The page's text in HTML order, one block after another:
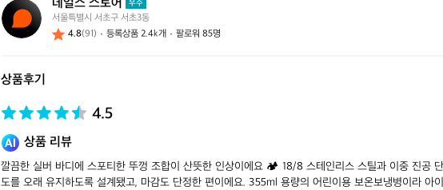
데
얼
스
어
데얼스 스토어 우수
서울특별시 서초구 서초3동
4.8(91) 등록상품 2.4k개 팔로워 85명
상품후기
4.5
상품 리뷰
깔끔한 실버 바디에 스포티한 뚜껑 조합이 산뜻한 인상이에요 🏕️ 18/8 스테인리스 스틸과 이중 진공
도를 오래 유지하도록 설계됐고, 마감도 단정한 편이에요. 355ml 용량의 어린이용 보온보냉병이라 아